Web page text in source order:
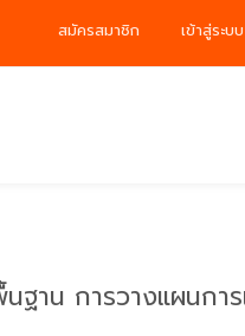
สมัครสมาชิก เข้าสู่ระบบ
ฐาน การวางแผนการ